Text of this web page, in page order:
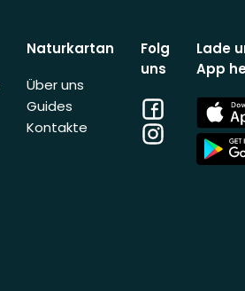
Naturkartan
Über uns
Guides
Kontakte
Folg
uns
Facebook
Instagram
Lade
App
App
Store
App
Store